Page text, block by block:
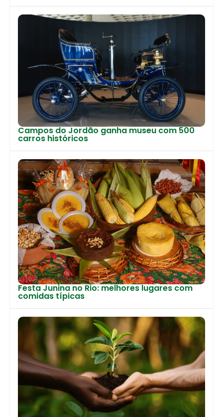
Campos do Jordão ganha museu com 500
carros históricos
Festa Junina no Rio: melhores lugares com
comidas típicas